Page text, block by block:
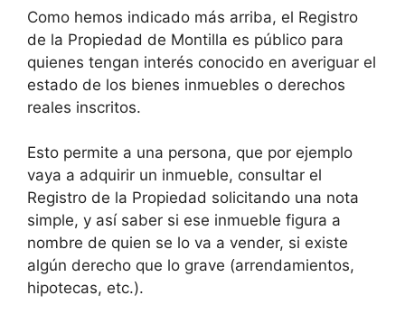
Como hemos indicado más arriba, el Registro
de la Propiedad de Montilla es público para
quienes tengan interés conocido en averiguar el
estado de los bienes inmuebles o derechos
reales inscritos.
Esto permite a una persona, que por ejemplo
vaya a adquirir un inmueble, consultar el
Registro de la Propiedad solicitando una nota
simple, y así saber si ese inmueble figura a
nombre de quien se lo va a vender, si existe
algún derecho que lo grave (arrendamientos,
hipotecas, etc.).